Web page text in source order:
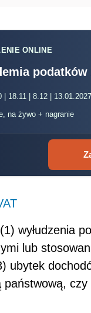
ONLINE
podatków
| 18.11 | 8.12 |
na żywo + nagranie
wyłudzenia
lub
ubytek
czy